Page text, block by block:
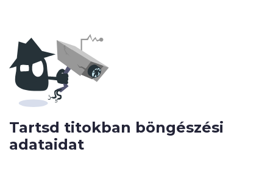
Tartsd titokban böngészési
adataidat